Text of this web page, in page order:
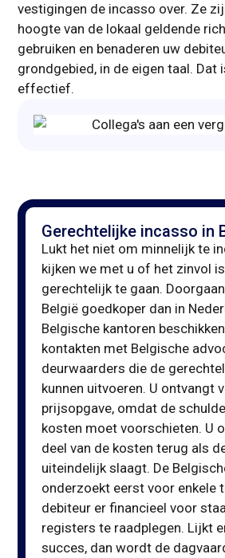
vestigingen de incasso over. Ze
hoogte van de lokaal geldende
gebruiken en benaderen uw
grondgebied, in de eigen taal. Dat
effectief.
Gerechtelijke incasso in
Lukt het niet om minnelijk te
kijken we met u of het zinvol
gerechtelijk te gaan.
België goedkoper dan in
Belgische kantoren
kontakten met Belgische
deurwaarders die de
kunnen uitvoeren. U ontvangt
prijsopgave, omdat de
kosten moet voorschieten. U
deel van de kosten terug als
uiteindelijk slaagt. De
onderzoekt eerst voor enkele
debiteur er financieel voor
registers te raadplegen. Lijkt
succes, dan wordt de